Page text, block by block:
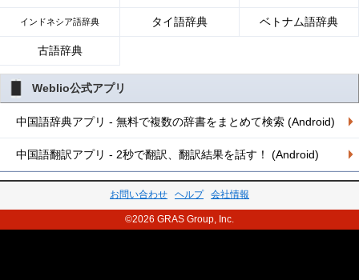
インドネシア語辞典 タイ語辞典 ベトナム語辞典
古語辞典
Weblio公式アプリ
中国語辞典アプリ - 無料で複数の辞書をまとめて検索 (Android)
中国語翻訳アプリ - 2秒で翻訳、翻訳結果を話す！ (Android)
お問い合わせ ヘルプ 会社情報
©2026 GRAS Group, Inc.